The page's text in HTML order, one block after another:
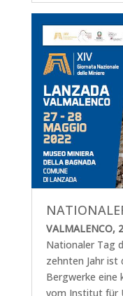
VALMALENCO,
Nationaler Tag
zehnten Jahr
Bergwerke eine
vom Institut für